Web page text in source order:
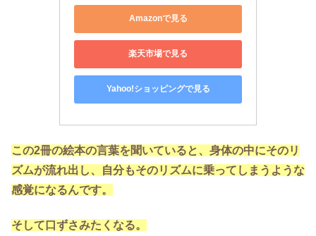
Amazonで見る
楽天市場で見る
Yahoo!ショッピングで見る
この2冊の絵本の言葉を聞いていると、身体の中にそのリ
ズムが流れ出し、自分もそのリズムに乗ってしまうような
感覚になるんです。
そして口ずさみたくなる。